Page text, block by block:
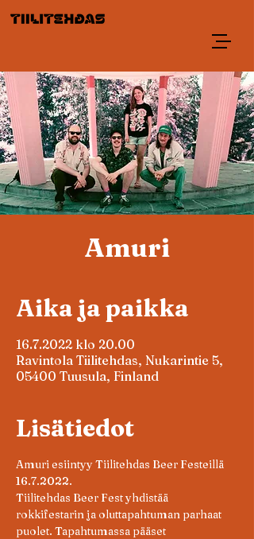
Amuri
Aika ja paikka
16.7.2022 klo 20.00
Ravintola Tiilitehdas, Nukarintie 5,
05400 Tuusula, Finland
Lisätiedot
Amuri esiintyy Tiilitehdas Beer Festeillä
16.7.2022.
Tiilitehdas Beer Fest yhdistää
rokkifestarin ja oluttapahtuman parhaat
puolet. Tapahtumassa pääset